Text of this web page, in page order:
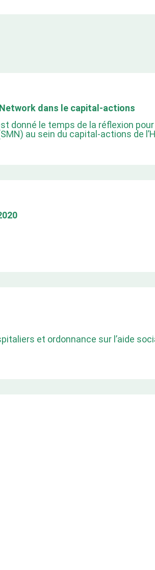
dans le capital-actions
donné le temps de la réflexion
au sein du capital-actions de
et ordonnance sur l’aide